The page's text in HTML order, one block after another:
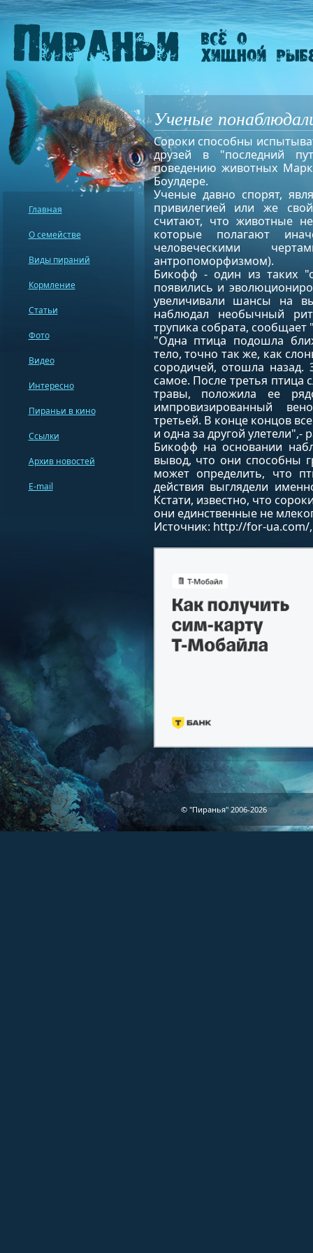
Ученые
Сороки способны
друзей в "последний
поведению животных
Боулдере.
Ученые давно спорят,
привилегией или же
считают, что животные
которые полагают
человеческими
антропоморфизмом).
Бикофф - один из таких
появились и
увеличивали шансы на
наблюдал необычный
трупика собрата, сообщает
"Одна птица подошла
тело, точно так же, как
сородичей, отошла назад.
самое. После третья птица
травы, положила ее
импровизированный
третьей. В конце концов
и одна за другой улетели",-
Бикофф на основании
вывод, что они способны
может определить, что
действия выглядели
Кстати, известно, что
они единственные не
Источник: http://for-ua.com/,
Главная
О семействе
Виды пираний
Кормление
Статьи
Фото
Видео
Интересно
Пираньи в кино
Ссылки
Архив новостей
E-mail
© "Пиранья" 2006-2026